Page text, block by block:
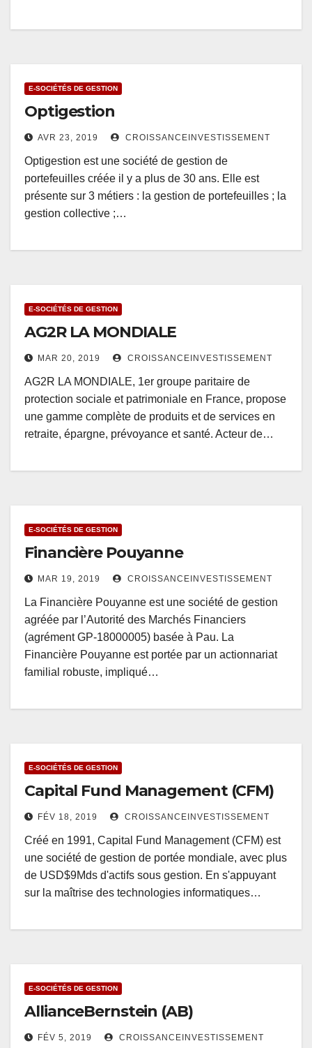
E-SOCIÉTÉS DE GESTION
Optigestion
AVR 23, 2019 CROISSANCEINVESTISSEMENT
Optigestion est une société de gestion de
portefeuilles créée il y a plus de 30 ans. Elle est
présente sur 3 métiers : la gestion de portefeuilles ; la
gestion collective ;…
E-SOCIÉTÉS DE GESTION
AG2R LA MONDIALE
MAR 20, 2019 CROISSANCEINVESTISSEMENT
AG2R LA MONDIALE, 1er groupe paritaire de
protection sociale et patrimoniale en France, propose
une gamme complète de produits et de services en
retraite, épargne, prévoyance et santé. Acteur de…
E-SOCIÉTÉS DE GESTION
Financière Pouyanne
MAR 19, 2019 CROISSANCEINVESTISSEMENT
La Financière Pouyanne est une société de gestion
agréée par l’Autorité des Marchés Financiers
(agrément GP-18000005) basée à Pau. La
Financière Pouyanne est portée par un actionnariat
familial robuste, impliqué…
E-SOCIÉTÉS DE GESTION
Capital Fund Management (CFM)
FÉV 18, 2019 CROISSANCEINVESTISSEMENT
Créé en 1991, Capital Fund Management (CFM) est
une société de gestion de portée mondiale, avec plus
de USD$9Mds d'actifs sous gestion. En s'appuyant
sur la maîtrise des technologies informatiques…
E-SOCIÉTÉS DE GESTION
AllianceBernstein (AB)
FÉV 5, 2019 CROISSANCEINVESTISSEMENT